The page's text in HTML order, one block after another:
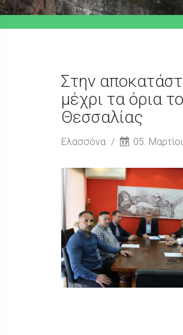
Στην
μέχρι τα όρια
Θεσσαλίας
Ελασσόνα 05.